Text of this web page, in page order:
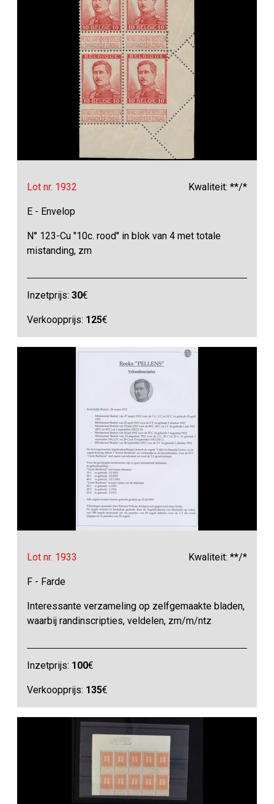
Lot nr. 1932 Kwaliteit: **/*
E - Envelop
N° 123-Cu "10c. rood" in blok van 4 met totale
mistanding, zm
Inzetprijs:30€
Verkoopprijs: 125€
Lot nr. 1933 Kwaliteit: **/*
F - Farde
Interessante verzameling op zelfgemaakte bladen,
waarbij randinscripties, veldelen, zm/m/ntz
Inzetprijs: 100€
Verkoopprijs: 135€